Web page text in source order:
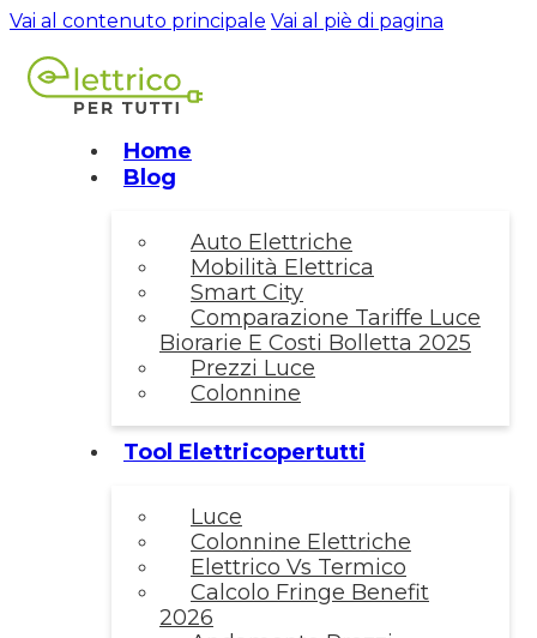
Vai al contenuto principale Vai al piè di pagina
Home
Blog
Auto Elettriche
Mobilità Elettrica
Smart City
Comparazione Tariffe Luce
Biorarie E Costi Bolletta 2025
Prezzi Luce
Colonnine
Tool Elettricopertutti
Luce
Colonnine Elettriche
Elettrico Vs Termico
Calcolo Fringe Benefit
2026